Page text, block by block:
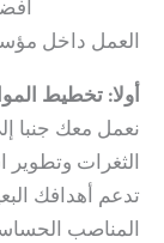
العمل داخل
أولا: تخطيط
نعمل معك جنبا
الثغرات
تدعم أهدافك
المناصب